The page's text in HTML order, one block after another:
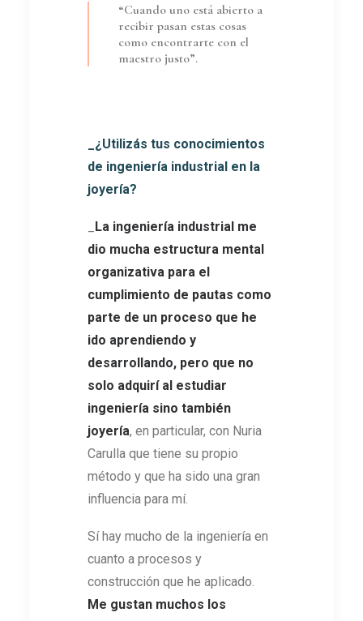
“Cuando uno está abierto a
recibir pasan estas cosas
como encontrarte con el
maestro justo”.
_¿Utilizás tus conocimientos
de ingeniería industrial en la
joyería?
La ingeniería industrial me
dio mucha estructura mental
organizativa para el
cumplimiento de pautas como
parte de un proceso que he
ido aprendiendo y
desarrollando, pero que no
solo adquirí al estudiar
ingeniería sino también
joyería, en particular, con Nuria
Carulla que tiene su propio
método y que ha sido una gran
influencia para mí.
Sí hay mucho de la ingeniería en
cuanto a procesos y
construcción que he aplicado.
Me gustan muchos los